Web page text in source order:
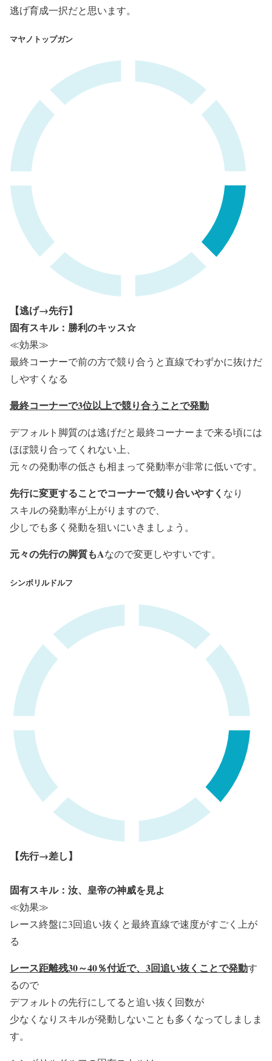
逃げ育成一択だと思います。
マヤノトップガン
【逃げ→先行】
固有スキル：勝利のキッス☆
≪効果≫
最終コーナーで前の方で競り合うと直線でわずかに抜けだ
しやすくなる
最終コーナーで3位以上で競り合うことで発動
デフォルト脚質のは逃げだと最終コーナーまで来る頃には
ほぼ競り合ってくれない上、
元々の発動率の低さも相まって発動率が非常に低いです。
先行に変更することでコーナーで競り合いやすく なり
スキルの発動率が上がりますので、
少しでも多く発動を狙いにいきましょう。
元々の先行の脚質もAなので変更しやすいです。
シンボリルドルフ
【先行→差し】
固有スキル：汝、皇帝の神威を見よ
≪効果≫
レース終盤に3回追い抜くと最終直線で速度がすごく上が
る
レース距離残30～40％付近で、3回追い抜くことで発動す
るので
デフォルトの先行にしてると追い抜く回数が
少なくなりスキルが発動しないことも多くなってしましま
す。